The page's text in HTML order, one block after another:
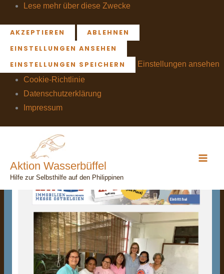
Lese mehr über diese Zwecke
AKZEPTIEREN
ABLEHNEN
EINSTELLUNGEN ANSEHEN
EINSTELLUNGEN SPEICHERN
Einstellungen ansehen
Cookie-Richtlinie
Datenschutzerklärung
Impressum
Aktion Wasserbüffel
Hilfe zur Selbsthilfe auf den Philippinen